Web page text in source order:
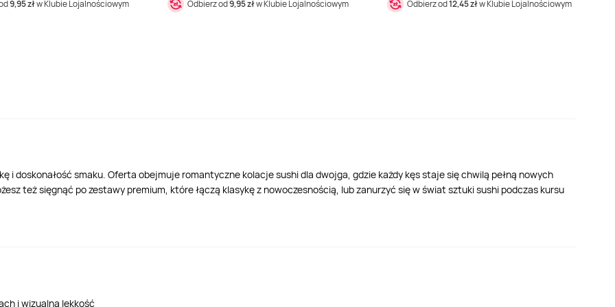
9,95 złw Klubie Lojalnościowym Odbierz od9,95 złw Klubie Lojalnościowym Odbierz od12,45 złw Klubie Lojalnościowym
i doskonałość smaku. Oferta obejmuje romantyczne kolacje sushi dla dwojga, gdzie każdy kęs staje się chwilą pełną nowych
też sięgnąć po zestawy premium, które łączą klasykę z nowoczesnością, lub zanurzyć się w świat sztuki sushi podczas kursu
i wizualną lekkość